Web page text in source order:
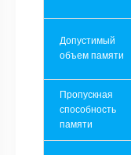
Допустимый
объем памяти
Пропускная
способность
памяти